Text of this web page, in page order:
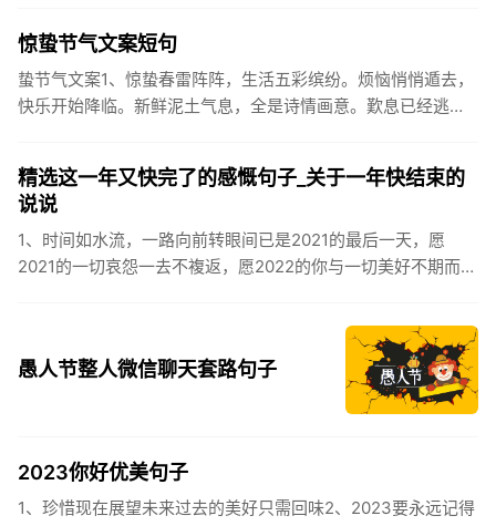
惊蛰节气文案短句
蛰节气文案1、惊蛰春雷阵阵，生活五彩缤纷。烦恼悄悄遁去，
快乐开始降临。新鲜泥土气息，全是诗情画意。歎息已经逃
精选这一年又快完了的感慨句子_关于一年快结束的
说说
1、时间如水流，一路向前转眼间已是2021的最后一天，愿
2021的一切哀怨一去不複返，愿2022的你与一切美好不期而
愚人节整人微信聊天套路句子
2023你好优美句子
1、珍惜现在展望未来过去的美好只需回味2、2023要永远记得